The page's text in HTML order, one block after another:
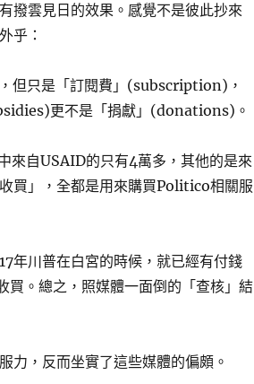
撥雲見日的效果。感覺不是彼此抄來
乎：
但只是「訂閱費」(subscription)，
更不是「捐獻」(donations)。
來自USAID的只有4萬多，其他的是來
買」，全都是用來購買Politico相關服
年川普在白宮的時候，就已經有付錢
。總之，照媒體一面倒的「查核」結
力，反而坐實了這些媒體的偏頗。